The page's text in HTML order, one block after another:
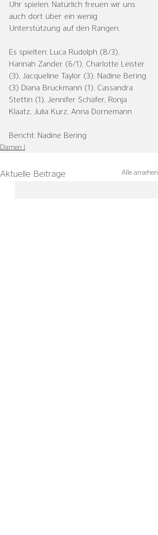
Uhr spielen. Natürlich freuen wir uns
auch dort über ein wenig
Unterstützung auf den Rängen.
Es spielten: Luca Rudolph (8/3),
Hannah Zander (6/1), Charlotte Leister
(3), Jacqueline Taylor (3), Nadine Bering
(3) Diana Brückmann (1), Cassandra
Stettin (1), Jennifer Schäfer, Ronja
Klaatz, Julia Kurz, Anna Dornemann
Bericht: Nadine Bering
Damen I
Aktuelle Beiträge Alle ansehen